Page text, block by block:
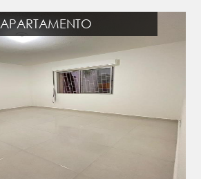
APARTAMENTO